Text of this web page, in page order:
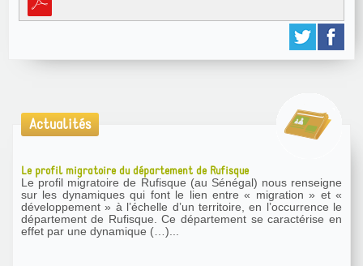
Actualités
Le profil migratoire du département de Rufisque
Le profil migratoire de Rufisque (au Sénégal) nous renseigne
sur les dynamiques qui font le lien entre « migration » et «
développement » à l’échelle d’un territoire, en l’occurrence le
département de Rufisque. Ce département se caractérise en
effet par une dynamique (…)...